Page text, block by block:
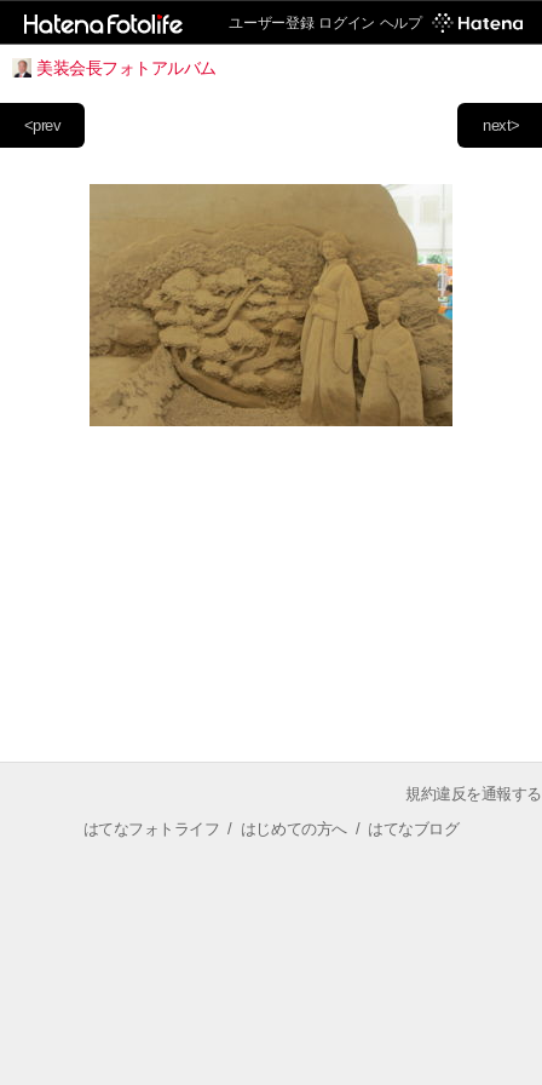
ユーザー登録 ログイン ヘルプ
美装会長フォトアルバム
next>
<prev
規約違反を通報する
はてなフォトライフ / はじめての方へ/ はてなブログ